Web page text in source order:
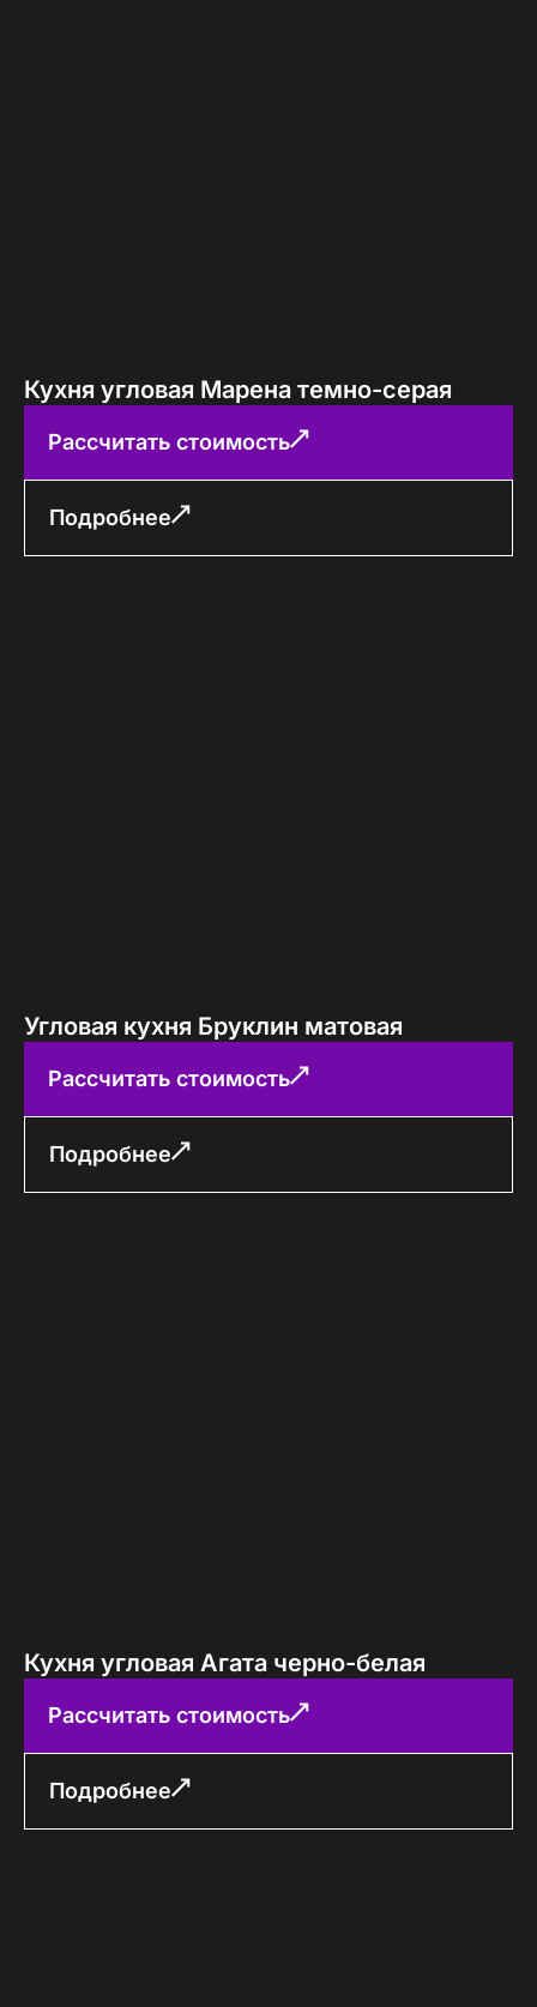
Кухня угловая Марена темно-серая
Рассчитать стоимость
Подробнее
Угловая кухня Бруклин матовая
Рассчитать стоимость
Подробнее
Кухня угловая Агата черно-белая
Рассчитать стоимость
Подробнее